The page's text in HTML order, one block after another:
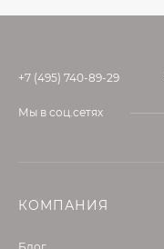
+7 (495) 740-89-29
Мы в соц.сетях
КОМПАНИЯ